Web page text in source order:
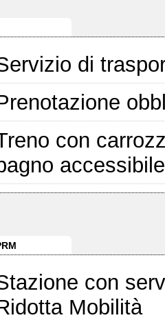
di
con
con
Mobilità